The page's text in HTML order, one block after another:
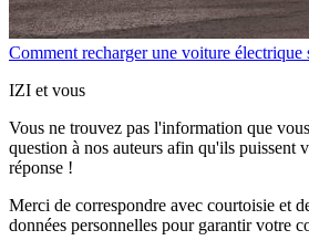
Comment recharger une voiture électrique
IZI et vous
Vous ne trouvez pas l'information que
question à nos auteurs afin qu'ils puissent
réponse !
Merci de correspondre avec courtoisie et
données personnelles pour garantir votre